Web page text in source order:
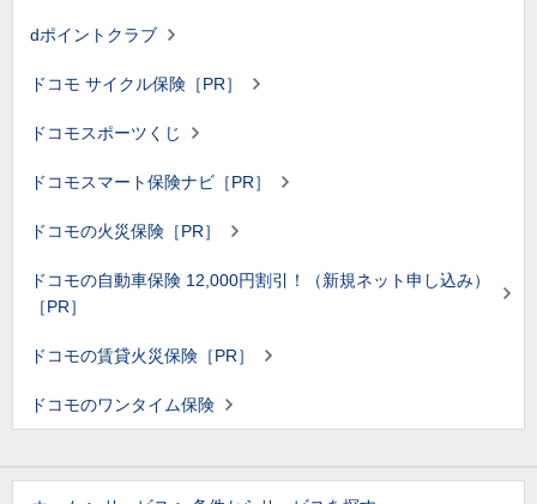
dポイントクラブ
ドコモ サイクル保険［PR］
ドコモスポーツくじ
ドコモスマート保険ナビ［PR］
ドコモの火災保険［PR］
ドコモの自動車保険 12,000円割引！（新規ネット申し込み）
［PR］
ドコモの賃貸火災保険［PR］
ドコモのワンタイム保険